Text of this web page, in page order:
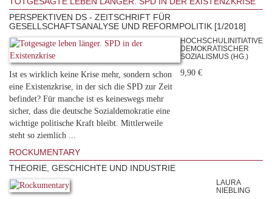
PERSPEKTIVEN DS - ZEITSCHRIFT FÜR
GESELLSCHAFTSANALYSE UND REFORMPOLITIK [1/2018]
Ist es wirklich keine Krise mehr, sondern schon
eine Existenzkrise, in der sich die SPD zur Zeit
befindet? Für manche ist es keineswegs mehr
sicher, dass die deutsche Sozialdemokratie eine
wichtige politische Kraft bleibt. Mittlerweile
steht so ziemlich ...
HOCHSCHULINITIATIVE
DEMOKRATISCHER
SOZIALISMUS (HG.)
9,90 €
ROCKUMENTARY
THEORIE, GESCHICHTE UND INDUSTRIE
LAURA
NIEBLING